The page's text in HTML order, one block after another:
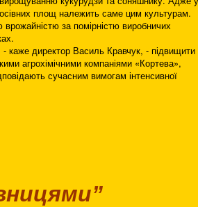
площ належить саме цим культурам.
за помірністю виробничих
каже директор Василь Кравчук, - підвищити
агрохімічними компаніями «Кортева»,
сучасним вимогам інтенсивної